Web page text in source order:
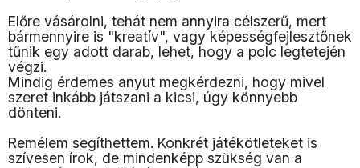
Előre vásárolni, tehát nem annyira célszerű, mert
bármennyire is "kreatív", vagy képességfejlesztőnek
tűnik egy adott darab, lehet, hogy a polc legtetején
végzi.
Mindig érdemes anyut megkérdezni, hogy mivel
szeret inkább játszani a kicsi, úgy könnyebb
dönteni.
Remélem segíthettem. Konkrét játékötleteket is
szívesen írok, de mindenképp szükség van a